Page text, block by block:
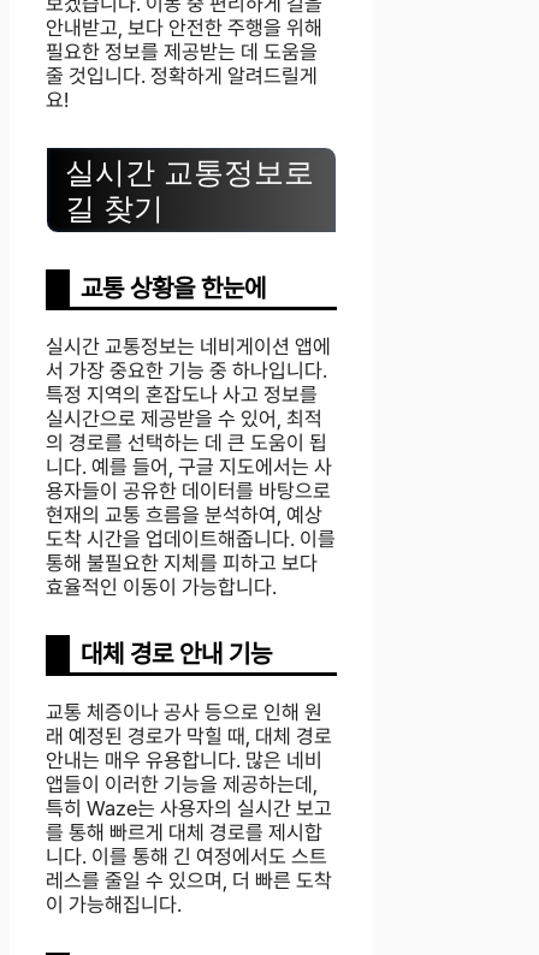
안내받고, 보다 안전한 주행을 위해
필요한 정보를 제공받는 데 도움을
줄 것입니다. 정확하게 알려드릴게
요!
실시간 교통정보로
길 찾기
교통 상황을 한눈에
실시간 교통정보는 네비게이션 앱에
서 가장 중요한 기능 중 하나입니다.
특정 지역의 혼잡도나 사고 정보를
실시간으로 제공받을 수 있어, 최적
의 경로를 선택하는 데 큰 도움이 됩
니다. 예를 들어, 구글 지도에서는 사
용자들이 공유한 데이터를 바탕으로
현재의 교통 흐름을 분석하여, 예상
도착 시간을 업데이트해줍니다. 이를
통해 불필요한 지체를 피하고 보다
효율적인 이동이 가능합니다.
대체 경로 안내 기능
교통 체증이나 공사 등으로 인해 원
래 예정된 경로가 막힐 때, 대체 경로
안내는 매우 유용합니다. 많은 네비
앱들이 이러한 기능을 제공하는데,
특히 Waze는 사용자의 실시간 보고
를 통해 빠르게 대체 경로를 제시합
니다. 이를 통해 긴 여정에서도 스트
레스를 줄일 수 있으며, 더 빠른 도착
이 가능해집니다.